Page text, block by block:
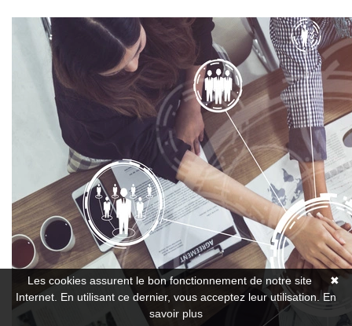
✖
Les cookies assurent le bon fonctionnement de notre site
Internet. En utilisant ce dernier, vous acceptez leur utilisation. En
savoir plus